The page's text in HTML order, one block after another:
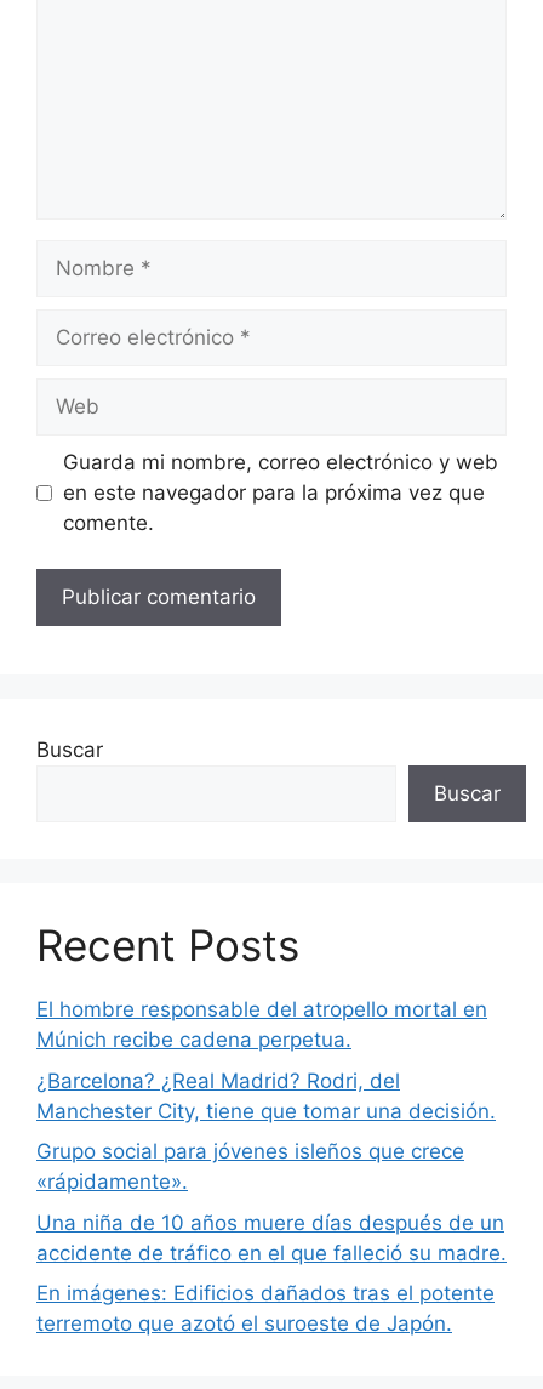
electrónico
Guarda mi nombre, correo electrónico y web
en este navegador para la próxima vez que
comente.
Buscar
Buscar
Recent Posts
El hombre responsable del atropello mortal en
Múnich recibe cadena perpetua.
¿Barcelona? ¿Real Madrid? Rodri, del
Manchester City, tiene que tomar una decisión.
Grupo social para jóvenes isleños que crece
«rápidamente».
Una niña de 10 años muere días después de un
accidente de tráfico en el que falleció su madre.
En imágenes: Edificios dañados tras el potente
terremoto que azotó el suroeste de Japón.